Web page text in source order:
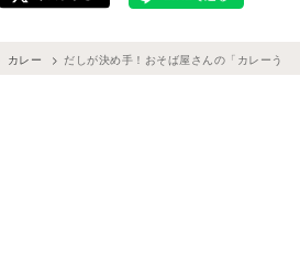
カレー だしが決め手！おそば屋さんの「カレーうど